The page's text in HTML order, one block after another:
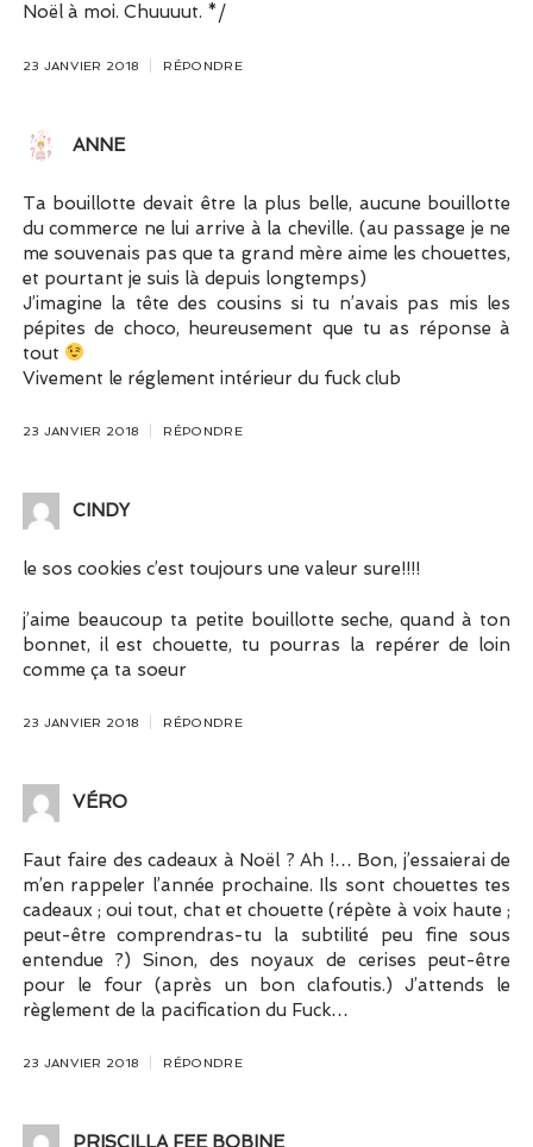
Noël à moi. Chuuuut. */
23 JANVIER 2018 RÉPONDRE
ANNE
Ta bouillotte devait être la plus belle, aucune bouillotte
du commerce ne lui arrive à la cheville. (au passage je ne
me souvenais pas que ta grand mère aime les chouettes,
et pourtant je suis là depuis longtemps)
J’imagine la tête des cousins si tu n’avais pas mis les
pépites de choco, heureusement que tu as réponse à
tout
Vivement le réglement intérieur du fuck club
23 JANVIER 2018 RÉPONDRE
CINDY
le sos cookies c’est toujours une valeur sure!!!!
j’aime beaucoup ta petite bouillotte seche, quand à ton
bonnet, il est chouette, tu pourras la repérer de loin
comme ça ta soeur
23 JANVIER 2018 RÉPONDRE
VÉRO
Faut faire des cadeaux à Noël ? Ah !… Bon, j’essaierai de
m’en rappeler l’année prochaine. Ils sont chouettes tes
cadeaux ; oui tout, chat et chouette (répète à voix haute ;
peut-être comprendras-tu la subtilité peu fine sous
entendue ?) Sinon, des noyaux de cerises peut-être
pour le four (après un bon clafoutis.) J’attends le
règlement de la pacification du Fuck…
23 JANVIER 2018 RÉPONDRE
PRISCILLA FEE BOBINE